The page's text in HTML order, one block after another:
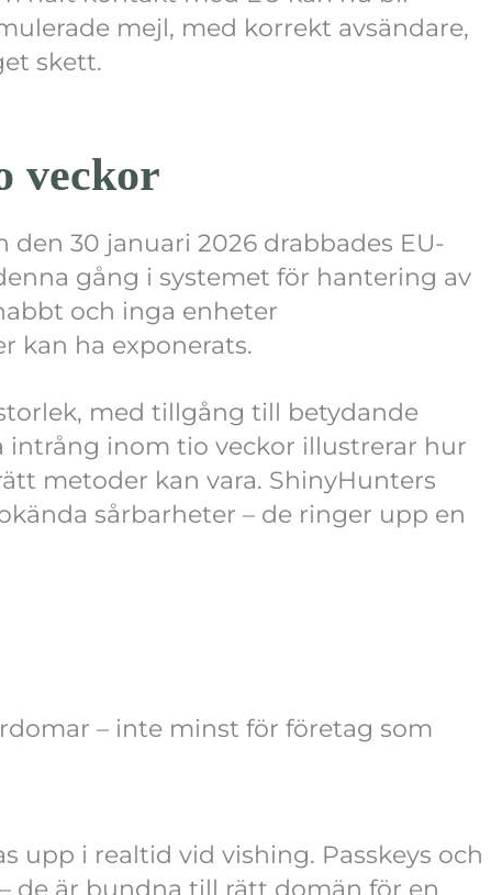
mejl, med korrekt avsändare,
skett.
veckor
den 30 januari 2026 drabbades EU-
gång i systemet för hantering av
och inga enheter
kan ha exponerats.
med tillgång till betydande
intrång inom tio veckor illustrerar hur
metoder kan vara. ShinyHunters
sårbarheter – de ringer upp en
– inte minst för företag som
upp i realtid vid vishing. Passkeys och